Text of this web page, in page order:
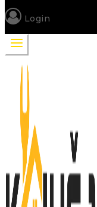
Login